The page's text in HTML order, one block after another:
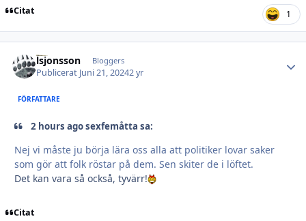
Citat 1
lsjonsson Bloggers
Publicerat Juni 21, 20242 yr
FÖRFATTARE
2 hours ago sexfemåtta sa:
Nej vi måste ju börja lära oss alla att politiker lovar saker
som gör att folk röstar på dem. Sen skiter de i löftet.
Det kan vara så också, tyvärr!
Citat